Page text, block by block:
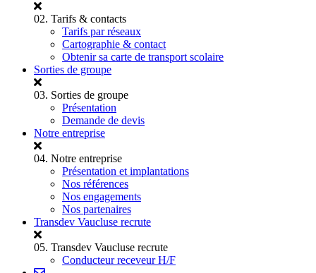
02. Tarifs & contacts
Tarifs par réseaux
Cartographie & contact
Obtenir sa carte de transport scolaire
Sorties de groupe
03. Sorties de groupe
Présentation
Demande de devis
Notre entreprise
04. Notre entreprise
Présentation et implantations
Nos références
Nos engagements
Nos partenaires
Transdev Vaucluse recrute
05. Transdev Vaucluse recrute
Conducteur receveur H/F